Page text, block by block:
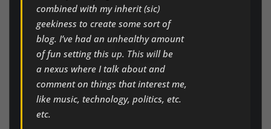
combined with my inherit (sic)
geekiness to create some sort of
blog. I’ve had an unhealthy amount
of fun setting this up. This will be
a nexus where I talk about and
comment on things that interest me,
like music, technology, politics, etc.
etc.